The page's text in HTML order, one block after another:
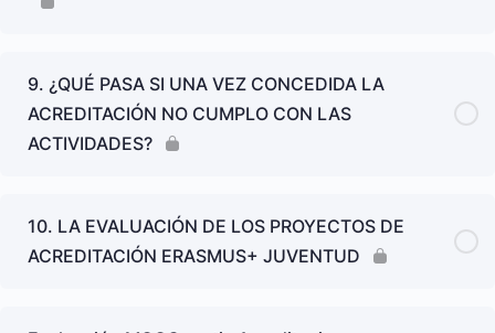
9. ¿QUÉ PASA SI UNA VEZ CONCEDIDA LA
ACREDITACIÓN NO CUMPLO CON LAS
ACTIVIDADES?
10. LA EVALUACIÓN DE LOS PROYECTOS DE
ACREDITACIÓN ERASMUS+ JUVENTUD